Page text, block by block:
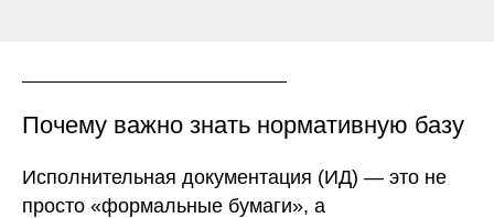
Почему важно знать нормативную базу
Исполнительная документация (ИД) — это не
просто «формальные бумаги», а